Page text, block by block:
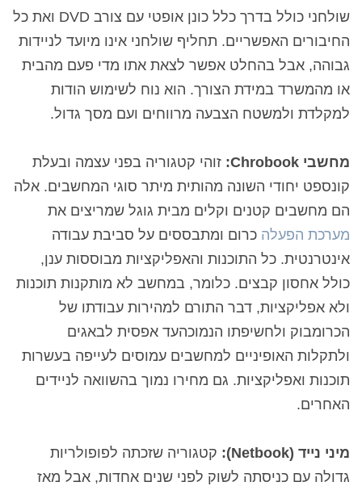
שולחני כולל בדרך כלל כונן אופטי עם צורב DVD ואת כל
החיבורים האפשריים. תחליף שולחני אינו מיועד לניידות
גבוהה, אבל בהחלט אפשר לצאת אתו מדי פעם מהבית
או מהמשרד במידת הצורך. הוא נוח לשימוש הודות
למקלדת ולמשטח הצבעה מרווחים ועם מסך גדול.
מחשבי Chrobook:
זוהי קטגוריה בפני עצמה ובעלת
קונספט יחודי השונה מהותית מיתר סוגי המחשבים. אלה
הם מחשבים קטנים וקלים מבית גוגל שמריצים את
מערכת הפעלה כרום ומתבססים על סביבת עבודה
אינטרנטית. כל התוכנות והאפליקציות מבוססות ענן,
כולל אחסון קבצים. כלומר, במחשב לא מותקנות תוכנות
ולא אפליקציות, דבר התורם למהירות עבודתו של
הכרומבוק ולחשיפתו הנמוכהעד אפסית לבאגים
ולתקלות האופיניים למחשבים עמוסים לעייפה בעשרות
תוכנות ואפליקציות. גם מחירו נמוך בהשוואה לניידים
האחרים.
מיני נייד (Netbook ): קטגוריה שזכתה לפופולריות
גדולה עם כניסתה לשוק לפני שנים אחדות, אבל מאז